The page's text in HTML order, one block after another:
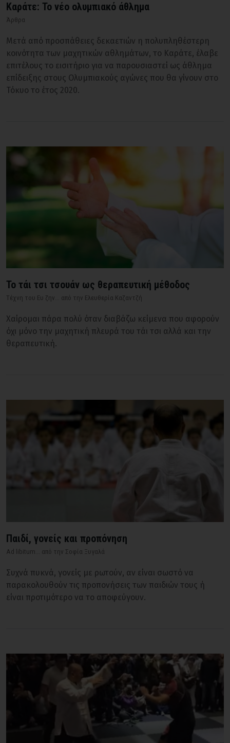
Καράτε: Το νέο ολυμπιακό άθλημα
Άρθρα
Μετά από προσπάθειες δεκαετιών η πολυπληθέστερη
κοινότητα των μαχητικών αθλημάτων, το Καράτε, έλαβε
επιτέλους το εισιτήριο για να παρουσιαστεί ως άθλημα
επίδειξης στους Ολυμπιακούς αγώνες που θα γίνουν στο
Τόκυο το έτος 2020.
Το τάι τσι τσουάν ως θεραπευτική μέθοδος
Τέχνη του Ευ ζην... από την Ελευθερία Καζαντζή
Χαίρομαι πάρα πολύ όταν διαβάζω κείμενα που αφορούν
όχι μόνο την μαχητική πλευρά του τάι τσι αλλά και την
θεραπευτική.
Παιδί, γονείς και προπόνηση
Ad libitum... από την Σοφία Ξυγαλά
Συχνά πυκνά, γονείς με ρωτούν, αν είναι σωστό να
παρακολουθούν τις προπονήσεις των παιδιών τους ή
είναι προτιμότερο να το αποφεύγουν.